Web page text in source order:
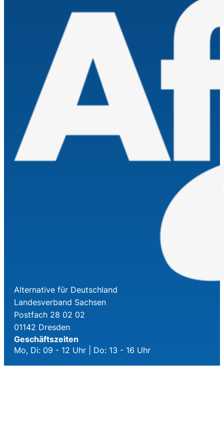
Alternative für Deutschland
Landesverband Sachsen
Postfach 28 02 02
01142 Dresden
Geschäftszeiten
Mo, Di: 09 - 12 Uhr | Do: 13 - 16 Uhr